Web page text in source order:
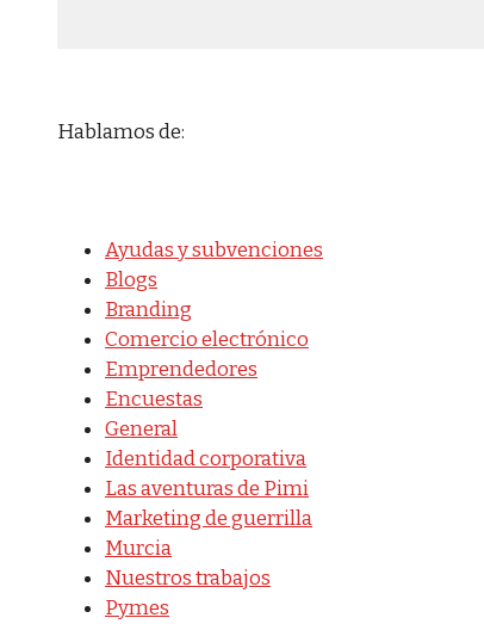
Hablamos de:
Ayudas y subvenciones
Blogs
Branding
Comercio electrónico
Emprendedores
Encuestas
General
Identidad corporativa
Las aventuras de Pimi
Marketing de guerrilla
Murcia
Nuestros trabajos
Pymes